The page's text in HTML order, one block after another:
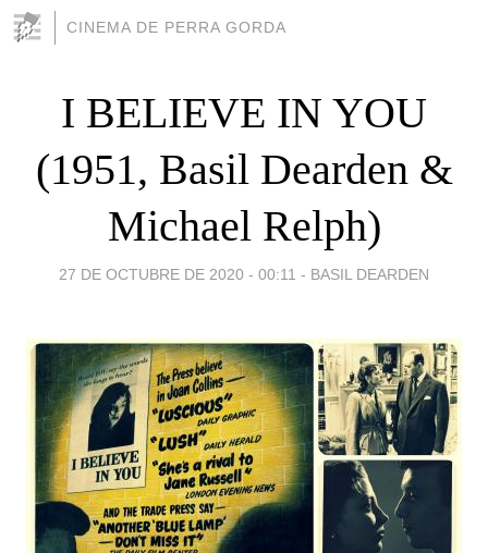
CINEMA DE PERRA GORDA
I BELIEVE IN YOU
(1951, Basil Dearden &
Michael Relph)
27 DE OCTUBRE DE 2020 - 00:11 - BASIL DEARDEN